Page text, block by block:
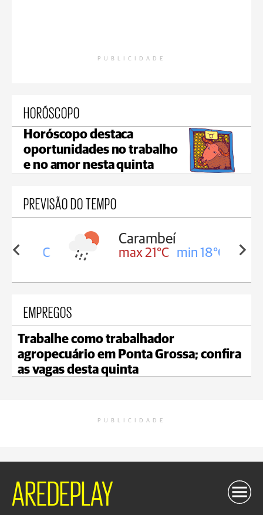
PUBLICIDADE
HORÓSCOPO
Horóscopo destaca
oportunidades no trabalho
e no amor nesta quinta
PREVISÃO DO TEMPO
18°C
Carambeí
max 21°C min 18°C
EMPREGOS
Trabalhe como trabalhador
agropecuário em Ponta Grossa; confira
as vagas desta quinta
PUBLICIDADE
AREDEPLAY